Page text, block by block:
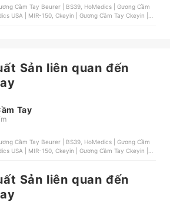
Cầm Tay Beurer | BS39, HoMedics | Gương Cầm
USA | MIR-150, Ckeyin | Gương Cầm Tay Ckeyin |
Sản liên quan đến
Tay
Cầm Tay Beurer | BS39, HoMedics | Gương Cầm
USA | MIR-150, Ckeyin | Gương Cầm Tay Ckeyin |
Sản liên quan đến